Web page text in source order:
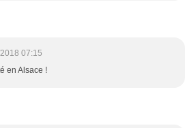
07:15
en Alsace !